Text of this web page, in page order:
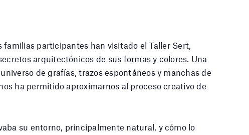
familias participantes han visitado el Taller Sert,
arquitectónicos de sus formas y colores. Una
de grafías, trazos espontáneos y manchas de
ha permitido aproximarnos al proceso creativo de
su entorno, principalmente natural, y cómo lo